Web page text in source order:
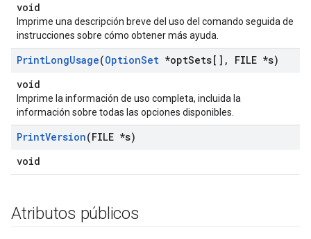
void
Imprime una descripción breve del uso del comando seguida de
instrucciones sobre cómo obtener más ayuda.
PrintLongUsage(OptionSet *optSets[] ,
FILE *s)
void
Imprime la información de uso completa, incluida la
información sobre todas las opciones disponibles.
PrintVersion(FILE *s)
void
Atributos públicos